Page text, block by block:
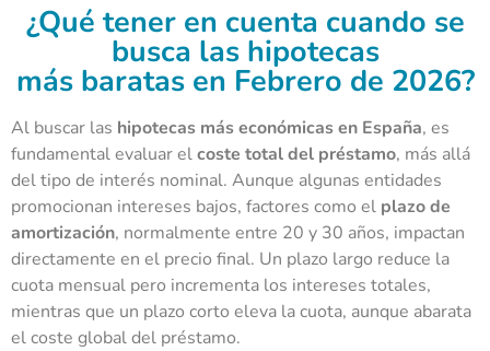
¿Qué tener en cuenta cuando se
busca las hipotecas
más baratas en Febrero de 2026?
Al buscar las hipotecas más económicas en España, es
fundamental evaluar elcoste total del préstamo, más allá
del tipo de interés nominal. Aunque algunas entidades
promocionan intereses bajos, factores como el plazo de
amortización, normalmente entre 20 y 30 años, impactan
directamente en el precio final. Un plazo largo reduce la
cuota mensual pero incrementa los intereses totales,
mientras que un plazo corto eleva la cuota, aunque abarata
el coste global del préstamo.